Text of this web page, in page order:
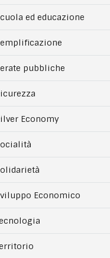
ed educazione
pubbliche
Economy
Economico